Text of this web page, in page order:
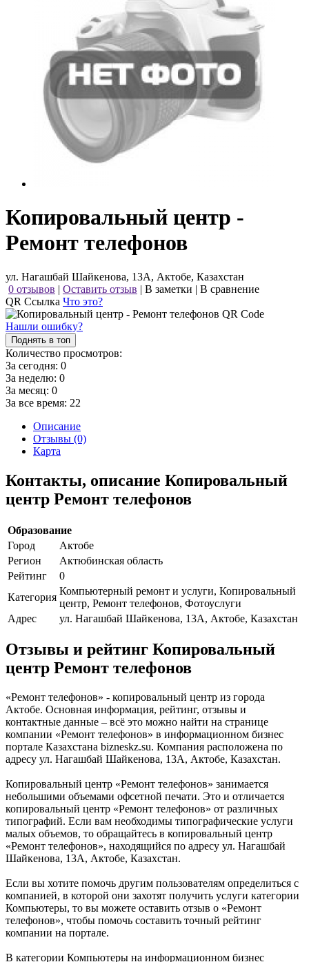
Копировальный центр -
Ремонт телефонов
ул. Нагашбай Шайкенова, 13А, Актобе, Казахстан
0 отзывов | Оставить отзыв | В заметки | В сравнение
QR Ссылка Что это?
Нашли ошибку?
Поднять в топ
Количество просмотров:
За сегодня: 0
За неделю: 0
За месяц: 0
За все время: 22
Описание
Отзывы (0)
Карта
Контакты, описание Копировальный
центр Ремонт телефонов
Образование
Город
Актобе
Регион
Актюбинская область
Рейтинг
0
Категория
Компьютерный ремонт и услуги, Копировальный
центр, Ремонт телефонов, Фотоуслуги
Адрес
ул. Нагашбай Шайкенова, 13А, Актобе, Казахстан
Отзывы и рейтинг Копировальный
центр Ремонт телефонов
«Ремонт телефонов» - копировальный центр из города
Актобе. Основная информация, рейтинг, отзывы и
контактные данные – всё это можно найти на странице
компании «Ремонт телефонов» в информационном бизнес
портале Казахстана bizneskz.su. Компания расположена по
адресу ул. Нагашбай Шайкенова, 13А, Актобе, Казахстан.
Копировальный центр «Ремонт телефонов» занимается
небольшими объемами офсетной печати. Это и отличается
копировальный центр «Ремонт телефонов» от различных
типографий. Если вам необходимы типографические услуги
малых объемов, то обращайтесь в копировальный центр
«Ремонт телефонов», находящийся по адресу ул. Нагашбай
Шайкенова, 13А, Актобе, Казахстан.
Если вы хотите помочь другим пользователям определиться с
компанией, в которой они захотят получить услуги категории
Компьютеры, то вы можете оставить отзыв о «Ремонт
телефонов», чтобы помочь составить точный рейтинг
компании на портале.
В категории Компьютеры на информационном бизнес